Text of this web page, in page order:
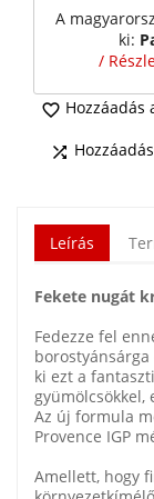
A
ki:
/
 Hozzáadás

Leírás
Fekete nugát
Fedezze fel
ki ezt a
gyümölcsökkel,
Az új formula
Provence IGP
Amellett, hogy